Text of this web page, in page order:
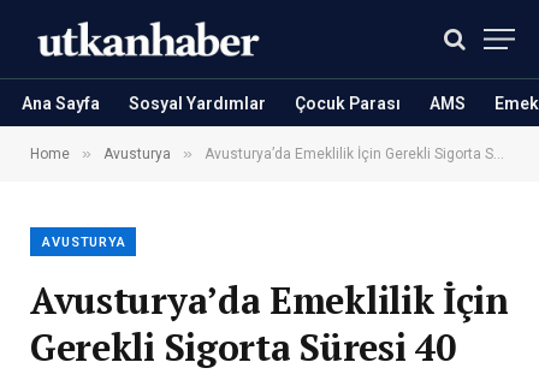
Ana Sayfa Sosyal Yardımlar Çocuk Parası AMS
Home » Avusturya » Avusturya’da Emeklilik İçin Gerekli Sigorta Süresi 40 Yıldan 42 Yıla Çıkıyor
AVUSTURYA
Avusturya’da Emeklilik İçin
Gerekli Sigorta Süresi 40